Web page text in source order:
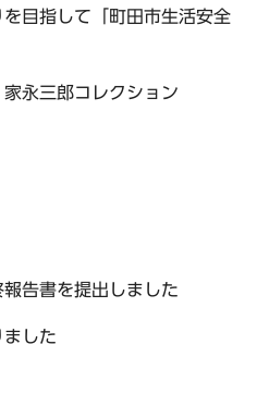
目指して「町田市生活安全
永三郎コレクション
告書を提出しました
した